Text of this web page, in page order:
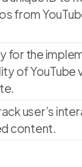
from
for the
of
user’s
content.